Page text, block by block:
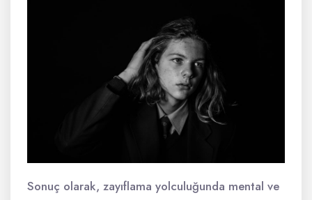
Sonuç olarak, zayıflama yolculuğunda mental ve